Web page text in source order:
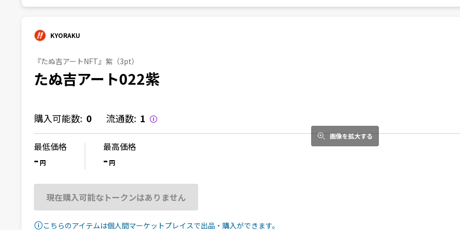
画像を拡大する
KYORAKU
『たぬ吉アートNFT』紫（3pt）
たぬ吉アート022紫
購入可能数: 0 流通数: 1
最低価格
- 円
最高価格
- 円
現在購入可能なトークンはありません
こちらのアイテムは個人間マーケットプレイスで出品・購入ができます。